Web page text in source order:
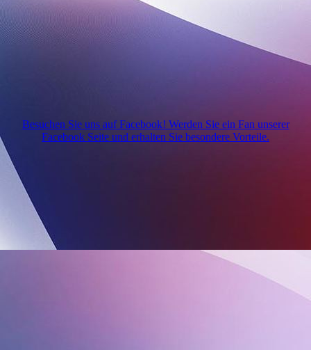
Besuchen Sie uns auf Facebook! Werden Sie ein Fan unserer
Facebook Seite und erhalten Sie besondere Vorteile.